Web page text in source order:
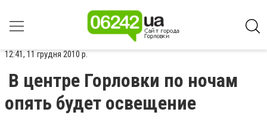
12:41, 11 грудня 2010 р.
В центре Горловки по ночам
опять будет освещение